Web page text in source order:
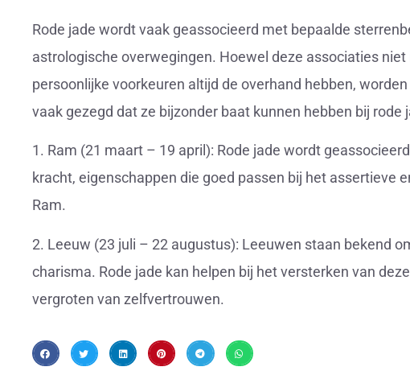
Rode jade wordt vaak geassocieerd met bepaalde
astrologische overwegingen. Hoewel deze associaties
persoonlijke voorkeuren altijd de overhand hebben,
vaak gezegd dat ze bijzonder baat kunnen hebben bij rode
1. Ram (21 maart – 19 april): Rode jade wordt
kracht, eigenschappen die goed passen bij het assertieve
Ram.
2. Leeuw (23 juli – 22 augustus): Leeuwen staan bekend
charisma. Rode jade kan helpen bij het versterken van
vergroten van zelfvertrouwen.